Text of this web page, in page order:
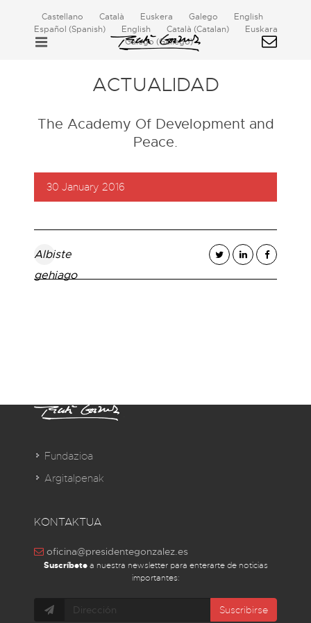
Castellano Català Euskera Galego
English
Español (Spanish) English Català (Catalan)
Euskara
Galego (Gallego)
ACTUALIDAD
The Academy Of Development and
Peace.
30 January 2016
Albiste
gehiago
Fundazioa
Argitalpenak
KONTAKTUA
oficina@presidentegonzalez.es
Suscríbetea nuestra newsletter para enterarte de noticias
importantes:
Suscribirse